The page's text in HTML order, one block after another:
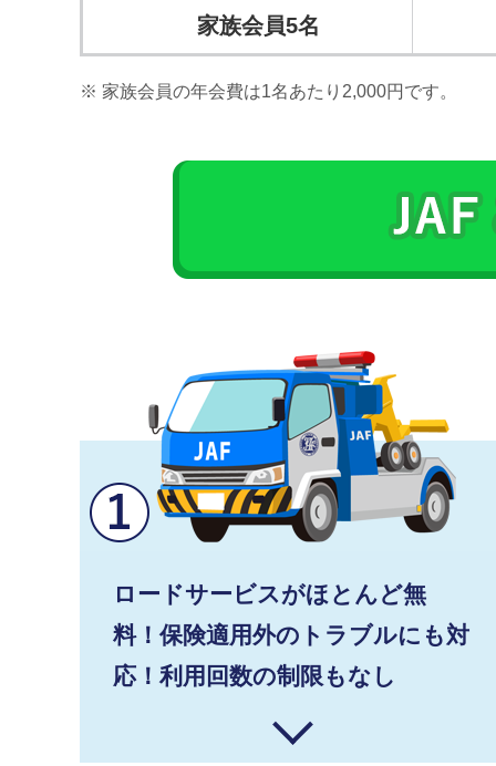
家族会員5名
家族会員の年会費は1名あたり2,000円です。
ロードサービスがほとんど無
料！保険適用外のトラブルにも対
応！利用回数の制限もなし